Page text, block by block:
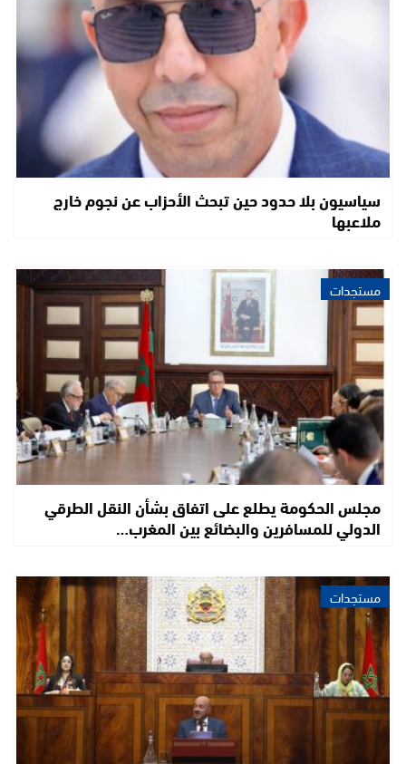
سياسيون بلا حدود حين تبحث الأحزاب عن نجوم خارج
ملاعبها
مستجدات
مجلس الحكومة يطلع على اتفاق بشأن النقل الطرقي
الدولي للمسافرين والبضائع بين المغرب…
مستجدات